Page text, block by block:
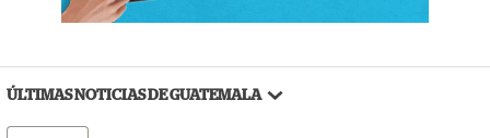
ÚLTIMAS NOTICIAS DE GUATEMALA